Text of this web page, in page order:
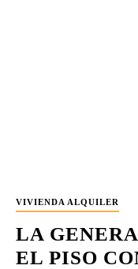
VIVIENDA ALQUILER
LA
EL PISO